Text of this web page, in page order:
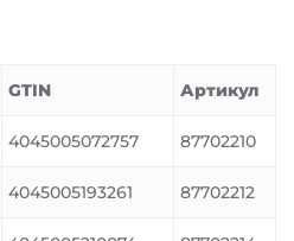
GTIN Артикул
4045005072757 87702210
4045005193261 87702212